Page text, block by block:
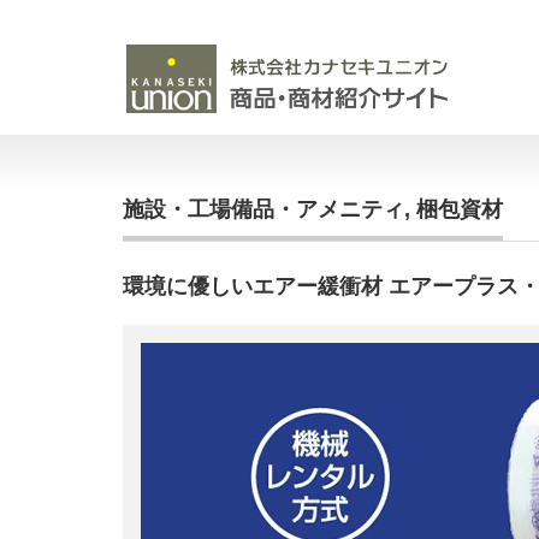
施設・工場備品・アメニティ, 梱包資材
環境に優しいエアー緩衝材 エアープラス